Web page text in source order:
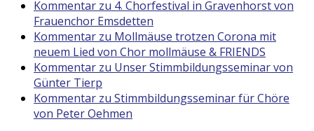
Kommentar zu 4. Chorfestival in Gravenhorst von
Frauenchor Emsdetten
Kommentar zu Mollmäuse trotzen Corona mit
neuem Lied von Chor mollmäuse & FRIENDS
Kommentar zu Unser Stimmbildungsseminar von
Günter Tierp
Kommentar zu Stimmbildungsseminar für Chöre
von Peter Oehmen